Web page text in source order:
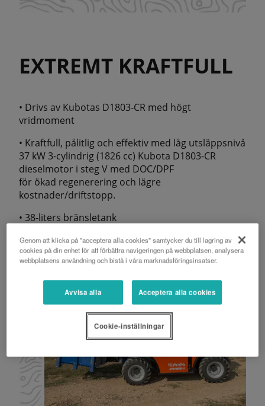
EXTREMT KRAFTFULL
• Drivs av Kubotas D1803-CR med högt
vridmoment
• Kraftfull, pålitlig och effektiv med låg utsläppsnivå
37 kW 3-cylindrig (1826 cc) Kubota D1803-CR
dieselmotor i steg V med DOC/DPF
för ökad regenerering och lägre
kostnader/driftstopp.
• 38-liters bränsletank
Genom att klicka på "acceptera alla cookies" samtycker du till lagring av
cookies på din enhet för att förbättra navigeringen på webbplatsen, analysera
webbplatsens användning och bistå i våra marknadsföringsinsatser.
Avvisa alla Acceptera alla cookies
Cookie-inställningar